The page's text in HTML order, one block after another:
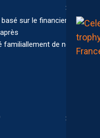
sur le financier
familiallement de nos